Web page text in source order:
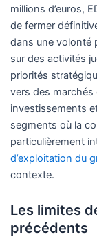
millions d’euros,
de fermer
dans une volonté
sur des activités
priorités
vers des marchés
investissements
segments où la
particulièrement
d’exploitation du
contexte.
Les limites
précédents